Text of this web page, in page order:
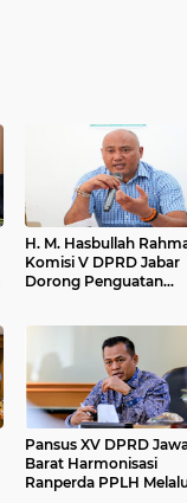
H. M. Hasbullah
Komisi V DPRD Jabar
Dorong Penguatan
Rakyat di Kabupaten
Bandung
Pansus XV DPRD
Barat Harmonisasi
Ranperda PPLH